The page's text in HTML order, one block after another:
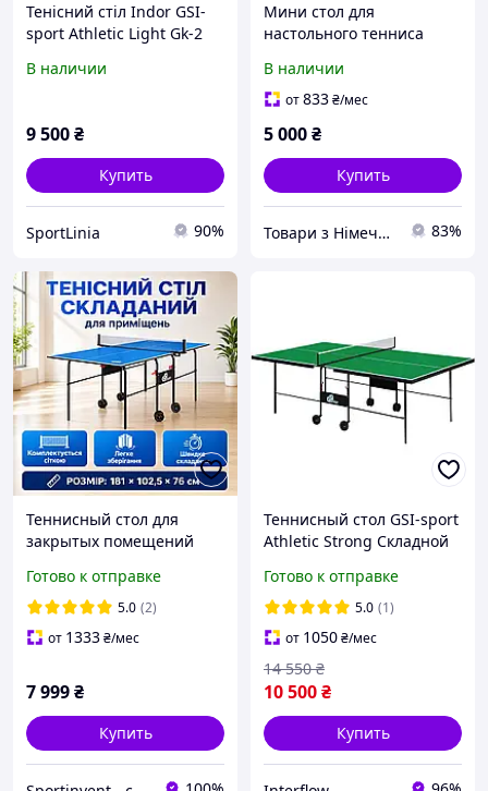
Тенісний стіл Indor GSI-
sport Athletic Light Gk-2
В наличии
9 500₴
Купить
SportLinia 90%
Мини стол для
настольного тенниса
набором (ракетки, мячи,
сетка) 153×76.5 см
В наличии
от833₴/мес
5 000₴
Купить
Товари з Німеччини 83%
Теннисный стол для
закрытых помещений
игровой GSI-sport Cadet
синий 181x102.5x76 см
Готово к отправке
5.0 (2)
от 1333₴/мес
7 999₴
Купить
Теннисный стол GSI-sport
Athletic Strong Складной
помещений, спортзала,
Зеленый
Готово к отправке
5.0 (1)
от 1050₴/мес
10 500₴
14 550 ₴
Купить